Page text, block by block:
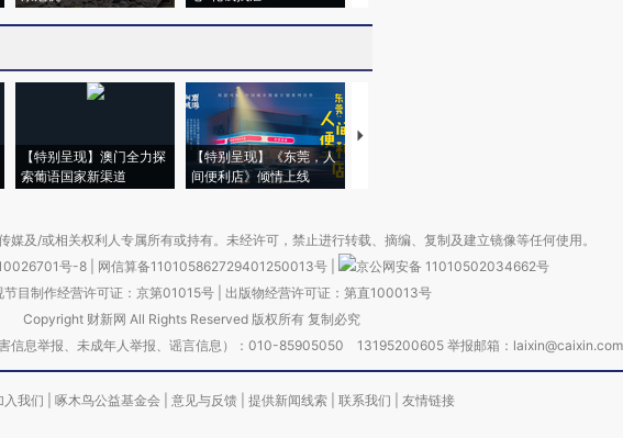
【特别呈现】澳门全力探
索葡语国家新渠道
【特别呈现】《东莞，人
间便利店》倾情上线
【推广】走进第四届链博
媒及/或相关权利人专属所有或持有。未经许可，禁止进行转载、摘编、复制及建立镜像等任何使用。
号-8 网信算备110105862729401250013号
京公网安备 11010502034662号
节目制作经营许可证：京第01015号| 出版物经营许可证：第直100013号
Copyright 财新网 All Rights Reserved 版权所有 复制必究
信息举报、未成年人举报、谣言信息）：010-85905050 13195200605 举报邮箱：laixin@caixin.com
入我们 啄木鸟公益基金会 意见与反馈 提供新闻线索 联系我们 友情链接